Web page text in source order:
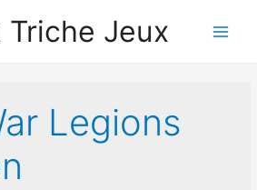
Jeux
Legions